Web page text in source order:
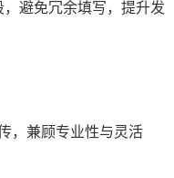
避免冗余填写，提升发
，兼顾专业性与灵活